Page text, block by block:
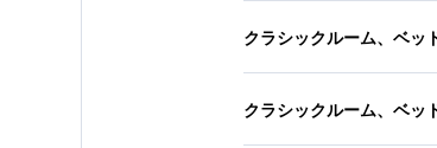
クラシックルーム、ベッ
クラシックルーム、ベッ